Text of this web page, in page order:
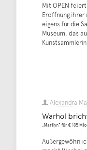
Mit OPEN
Eröffnung ihrer
eigens für die
Museum, das
Alexandra
Warhol
„Marilyn“ für € 185